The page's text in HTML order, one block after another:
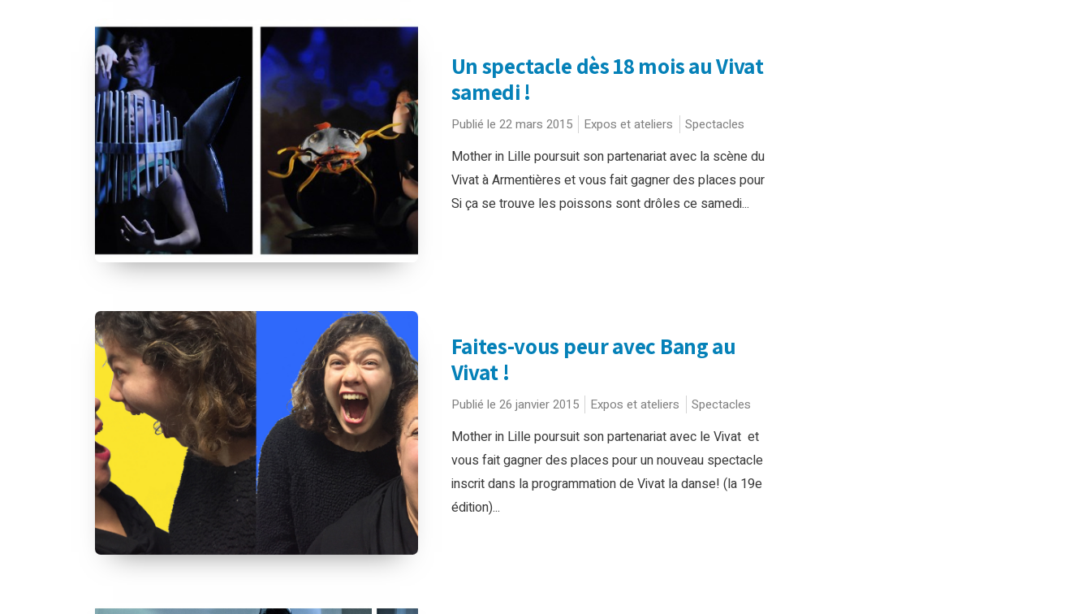
Un spectacle dès 18 mois au Vivat
samedi !
Publié le 22 mars 2015 Expos et ateliers Spectacles
Mother in Lille poursuit son partenariat avec la scène du
Vivat à Armentières et vous fait gagner des places pour
Si ça se trouve les poissons sont drôles ce samedi...
Faites-vous peur avec Bang au
Vivat !
Publié le 26 janvier 2015 Expos et ateliers Spectacles
Mother in Lille poursuit son partenariat avec le Vivat et
vous fait gagner des places pour un nouveau spectacle
inscrit dans la programmation de Vivat la danse! (la 19e
édition)...